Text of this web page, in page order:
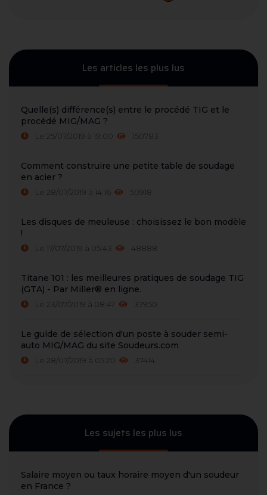
Les articles les plus lus
Quelle(s) différence(s) entre le procédé TIG et le
procédé MIG/MAG ?
Le 25/07/2019 à 19:00 150783
Comment construire une petite table de soudage
en acier ?
Le 28/07/2019 à 14:16 50918
Les disques de meuleuse : choisissez le bon modèle
!
Le 17/07/2019 à 05:43 48888
Titane 101 : les meilleures pratiques de soudage TIG
(GTA) - Par Miller® en ligne.
Le 23/07/2019 à 08:47 37950
Le guide de sélection d'un poste à souder semi-
auto MIG/MAG du site Soudeurs.com
Le 28/07/2019 à 05:20 37414
Les sujets les plus lus
Salaire moyen ou taux horaire moyen d'un soudeur
en France ?